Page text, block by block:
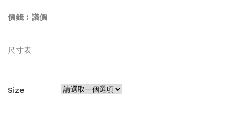
價錢︰ 議價
尺寸表
Size